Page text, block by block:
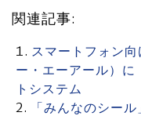
関連記事:
スマートフォン
ー・エーアール）
トシステム
「みんなのシー